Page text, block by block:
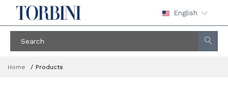
English
Home Products